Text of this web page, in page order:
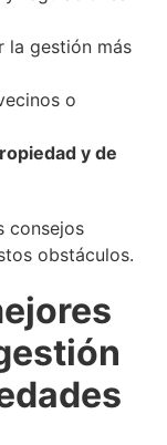
la gestión más
o
y de
consejos
obstáculos.